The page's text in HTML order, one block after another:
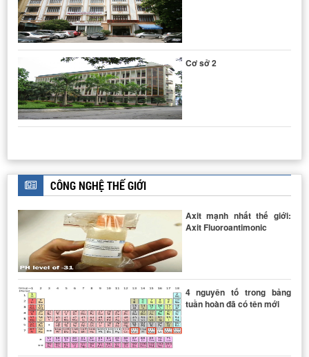
Cơ sở 2
CÔNG NGHỆ THẾ GIỚI
Axit mạnh nhất thế giới:
Axit Fluoroantimonic
4 nguyên tố trong bảng
tuần hoàn đã có tên mới
HỆ THIẾT BỊ PHẢN ỨNG BAP HA
THIẾT BỊ ĐẲNG NHIỆT HẤP PHỤ - GIẢI HẤP PHỤ N2
DÂY CHUYỀN SẢN XUẤT THUỐC TUYỂN